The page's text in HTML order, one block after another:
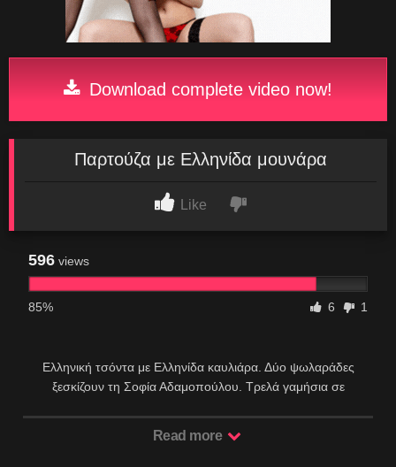
Download complete video now!
Παρτούζα με Ελληνίδα μουνάρα
Like
596 views
85% 6 1
Ελληνική τσόντα με Ελληνίδα καυλιάρα. Δύο ψωλαράδες
ξεσκίζουν τη Σοφία Αδαμοπούλου. Τρελά γαμήσια σε
Read more